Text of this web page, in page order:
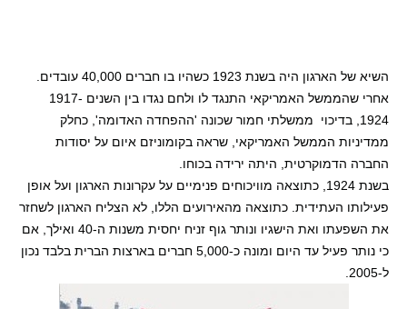
השיא של הארגון היה בשנת 1923 כשהיו בו חברים 40,000 עובדים.
אחרי שהממשל האמריקאי התנגד לו ולחם נגדו בין השנים 1917-
1924, בדיכוי ממשלתי חמור שכונה 'ההפחדה האדומה', כחלק
ממדיניות הממשל האמריקאי, שראה בקומוניזם איום על יסודות
החברה הדמוקרטית, היתה ירידה בכוחו.
בשנת 1924, כתוצאה מוויכוחים פנימיים על עקרונות הארגון ועל אופן
פעילותו העתידית. כתוצאה מהאירועים הללו, לא הצליח הארגון לשחזר
את השפעתו ואת הישגיו ונותר גוף זניח יחסית משנות ה-40 ואילך, אם
כי נותר פעיל עד היום ומונה כ-5,000 חברים בארצות הברית בלבד נכון
ל-2005.‏